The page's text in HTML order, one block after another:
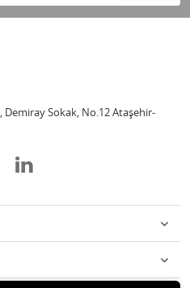
Demiray Sokak, No.12 Ataşehir-